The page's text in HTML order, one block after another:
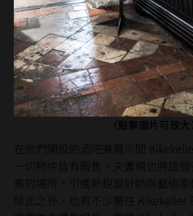
(點擊圖片可放大)
在他們開設的酒吧兼展示間
一切物件皆有販售，夫妻倆也將這
集的場所，引進新銳設計師與藝術家
除此之外，也有不少嚮往 Kikekeller